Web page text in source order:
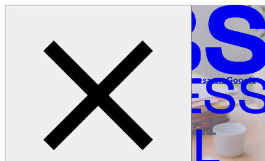
Inicio
Recursos
Webinar: Automatizar la gestión de empresa en Google
bibliotecadigital